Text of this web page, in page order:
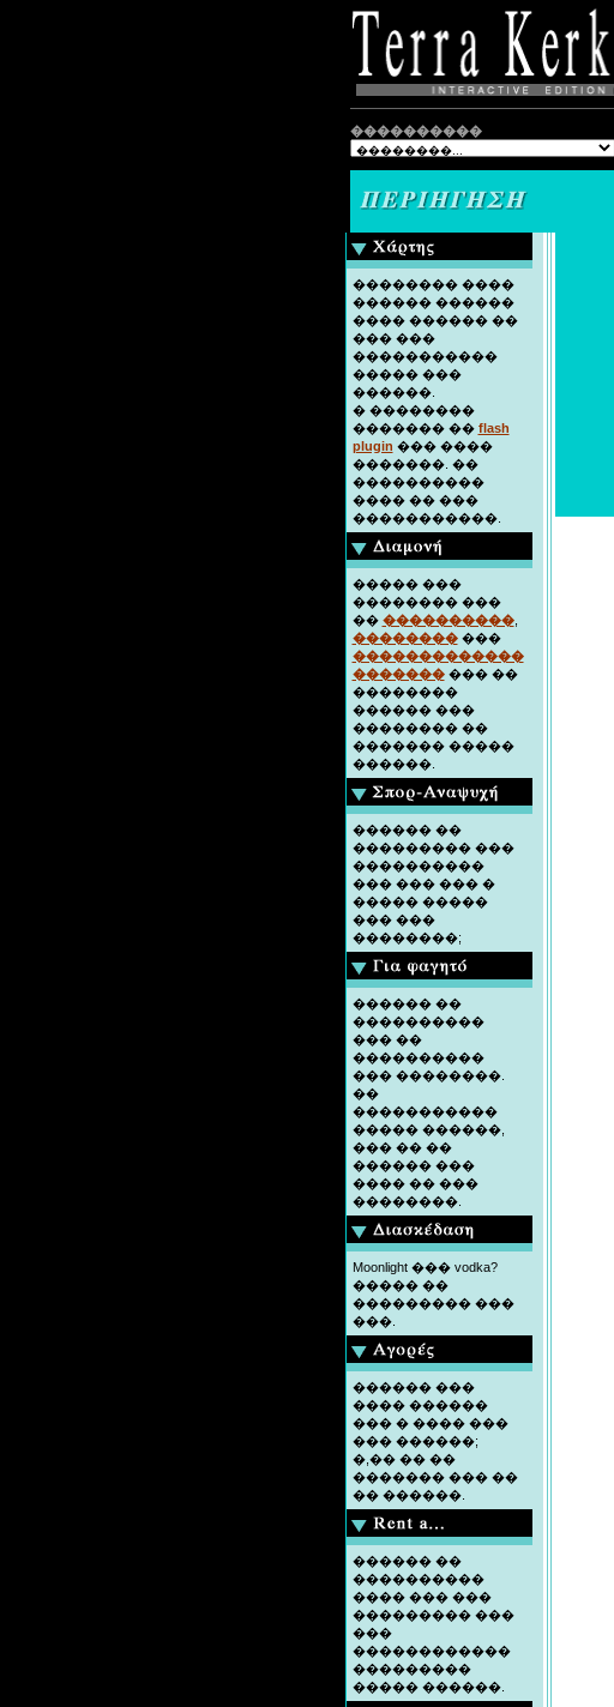
����������
�������� ����
������ ������
���� ������ ��
��� ���
�����������
����� ���
������.
� ��������
������� �� flash
plugin ��� ����
�������. ��
����������
���� �� ���
�����������.
����� ���
�������� ���
�� ����������,
�����������
�������������
���������� ��
��������
������ ���
�������� ��
������� �����
������.
������ ��
��������� ���
����������
��� ��� ��� �
����� �����
��� ���
��������;
������ ��
����������
��� ��
����������
��� ��������.
��
�����������
����� ������,
��� �� ��
������ ���
���� �� ���
��������.
Moonlight ��� vodka?
����� ��
��������� ���
���.
������ ���
���� ������
��� � ���� ���
��� ������;
�,�� �� ��
������� ��� ��
�� ������.
������ ��
����������
���� ��� ���
��������� ���
���
������������
���������
����� ������.